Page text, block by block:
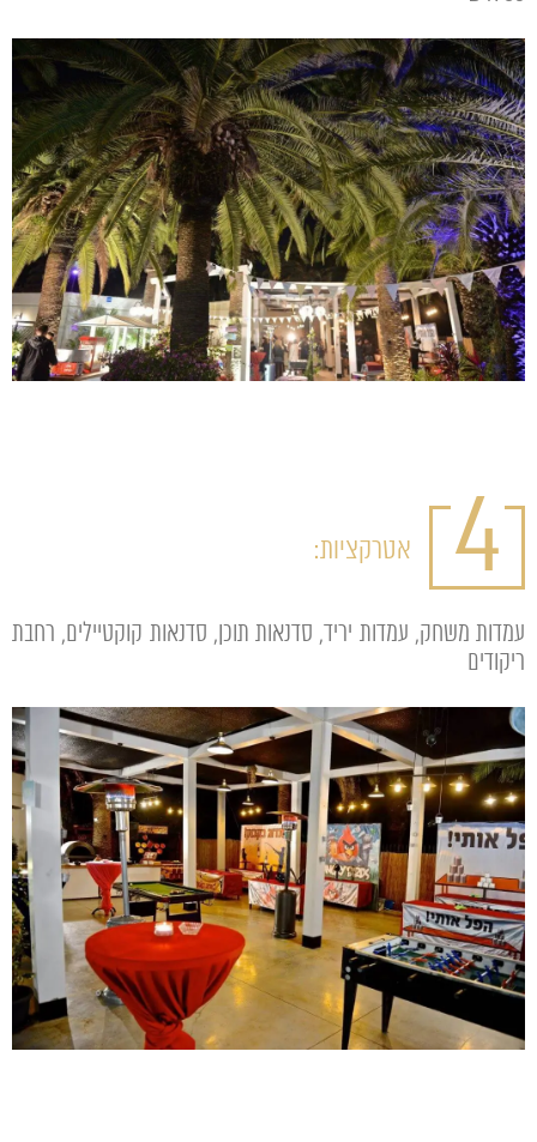
4 אטרקציות:
עמדות משחק, עמדות יריד, סדנאות תוכן, סדנאות קוקטיילים, רחבת
ריקודים